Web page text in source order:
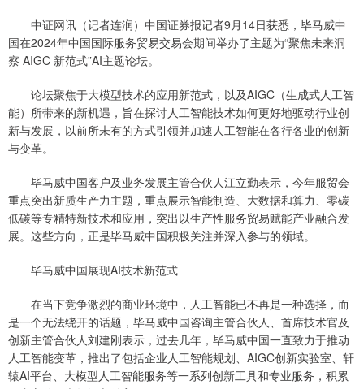
中证网讯（记者连润）中国证券报记者9月14日获悉，毕马威中
国在2024年中国国际服务贸易交易会期间举办了主题为“聚焦未来洞
察 AIGC 新范式”AI主题论坛。
论坛聚焦于大模型技术的应用新范式，以及AIGC（生成式人工智
能）所带来的新机遇，旨在探讨人工智能技术如何更好地驱动行业创
新与发展，以前所未有的方式引领并加速人工智能在各行各业的创新
与变革。
毕马威中国客户及业务发展主管合伙人江立勤表示，今年服贸会
重点突出新质生产力主题，重点展示智能制造、大数据和算力、零碳
低碳等专精特新技术和应用，突出以生产性服务贸易赋能产业融合发
展。这些方向，正是毕马威中国积极关注并深入参与的领域。
毕马威中国展现AI技术新范式
在当下竞争激烈的商业环境中，人工智能已不再是一种选择，而
是一个无法绕开的话题，毕马威中国咨询主管合伙人、首席技术官及
创新主管合伙人刘建刚表示，过去几年，毕马威中国一直致力于推动
人工智能变革，推出了包括企业人工智能规划、AIGC创新实验室、轩
辕AI平台、大模型人工智能服务等一系列创新工具和专业服务，积累